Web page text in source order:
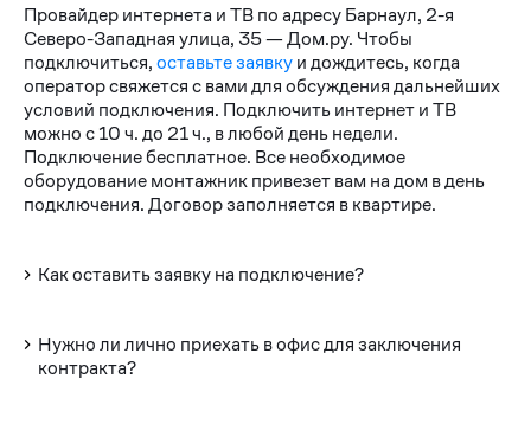
Провайдер интернета и ТВ по адресу Барнаул, 2-я
Северо-Западная улица, 35 — Дом.ру. Чтобы
подключиться,оставьте заявкуи дождитесь, когда
оператор свяжется с вами для обсуждения дальнейших
условий подключения. Подключить интернет и ТВ
можно с 10 ч. до 21 ч., в любой день недели.
Подключение бесплатное. Все необходимое
оборудование монтажник привезет вам на дом в день
подключения. Договор заполняется в квартире.
Как оставить заявку на подключение?
Нужно ли лично приехать в офис для заключения
контракта?